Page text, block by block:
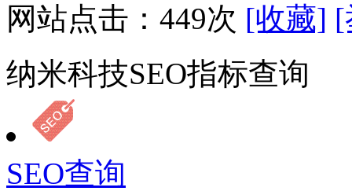
网站点击： 449次 [收藏] [
纳米科技SEO指标查询
SEO查询